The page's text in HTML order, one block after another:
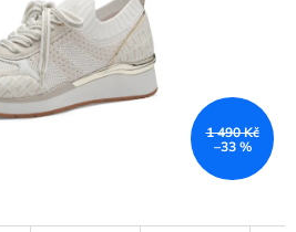
1 490 Kč
–33 %